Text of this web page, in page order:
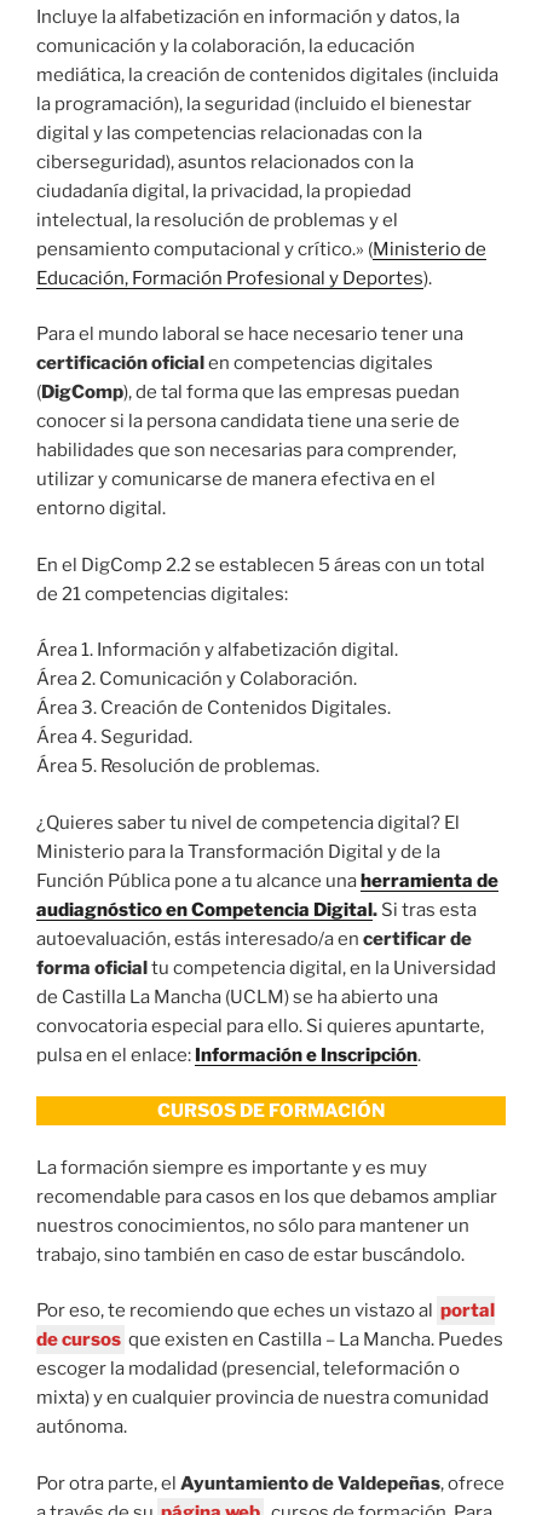
Incluye la alfabetización en información y datos, la
comunicación y la colaboración, la educación
mediática, la creación de contenidos digitales (incluida
la programación), la seguridad (incluido el bienestar
digital y las competencias relacionadas con la
ciberseguridad), asuntos relacionados con la
ciudadanía digital, la privacidad, la propiedad
intelectual, la resolución de problemas y el
pensamiento computacional y crítico.» (Ministerio de
Educación, Formación Profesional y Deportes).
Para el mundo laboral se hace necesario tener una
certificación oficialen competencias digitales
(DigComp), de tal forma que las empresas puedan
conocer si la persona candidata tiene una serie de
habilidades que son necesarias para comprender,
utilizar y comunicarse de manera efectiva en el
entorno digital.
En el DigComp 2.2 se establecen 5 áreas con un total
de 21 competencias digitales:
Área 1. Información y alfabetización digital.
Área 2. Comunicación y Colaboración.
Área 3. Creación de Contenidos Digitales.
Área 4. Seguridad.
Área 5. Resolución de problemas.
¿Quieres saber tu nivel de competencia digital? El
Ministerio para la Transformación Digital y de la
Función Pública pone a tu alcance unaherramienta de
audiagnóstico en Competencia Digital. Si tras esta
autoevaluación, estás interesado/a en certificar de
forma oficialtu competencia digital, en la Universidad
de Castilla La Mancha (UCLM) se ha abierto una
convocatoria especial para ello. Si quieres apuntarte,
pulsa en el enlace: Información e Inscripción.
CURSOS DE FORMACIÓN
La formación siempre es importante y es muy
recomendable para casos en los que debamos ampliar
nuestros conocimientos, no sólo para mantener un
trabajo, sino también en caso de estar buscándolo.
Por eso, te recomiendo que eches un vistazo al portal
de cursos que existen en Castilla – La Mancha. Puedes
escoger la modalidad (presencial, teleformación o
mixta) y en cualquier provincia de nuestra comunidad
autónoma.
Por otra parte, el Ayuntamiento de Valdepeñas, ofrece